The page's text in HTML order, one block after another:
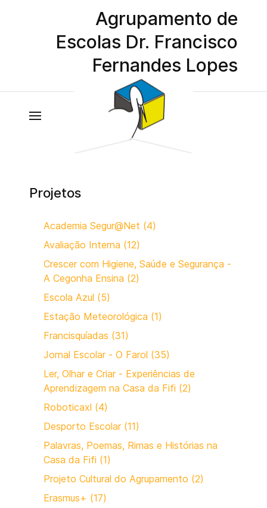
Agrupamento de
Escolas Dr. Francisco
Fernandes Lopes
Projetos
Academia Segur@Net (4)
Avaliação Interna (12)
Crescer com Higiene, Saúde e Segurança -
A Cegonha Ensina (2)
Escola Azul (5)
Estação Meteorológica (1)
Francisquíadas (31)
Jornal Escolar - O Farol (35)
Ler, Olhar e Criar - Experiências de
Aprendizagem na Casa da Fifi (2)
Roboticaxl (4)
Desporto Escolar (11)
Palavras, Poemas, Rimas e Histórias na
Casa da Fifi (1)
Projeto Cultural do Agrupamento (2)
Erasmus+ (17)